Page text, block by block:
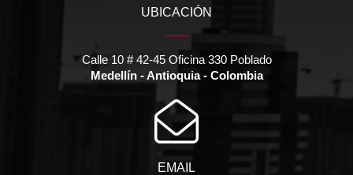
UBICACIÓN
Calle 10 # 42-45 Oficina 330 Poblado
Medellín - Antioquia - Colombia
EMAIL